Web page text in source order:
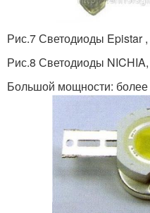
Рис.7 Светодиоды Epistar
Рис.8 Светодиоды
Большой мощности: